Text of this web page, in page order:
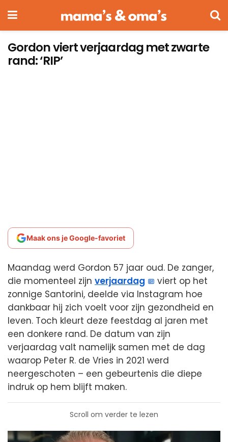
Gordon viert verjaardag met zwarte
rand: ‘RIP’
Maak ons je Google-favoriet
Maandag werd Gordon 57 jaar oud. De zanger,
die momenteel zijn verjaardag
viert op het
zonnige Santorini, deelde via Instagram hoe
dankbaar hij zich voelt voor zijn gezondheid en
leven. Toch kleurt deze feestdag al jaren met
een donkere rand. De datum van zijn
verjaardag valt namelijk samen met de dag
waarop Peter R. de Vries in 2021 werd
neergeschoten – een gebeurtenis die diepe
indruk op hem blijft maken.
Scroll om verder te lezen